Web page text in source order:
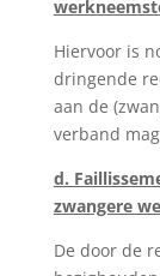
Hiervoor is
dringende
aan de
verband
d.
zwangere
De door de